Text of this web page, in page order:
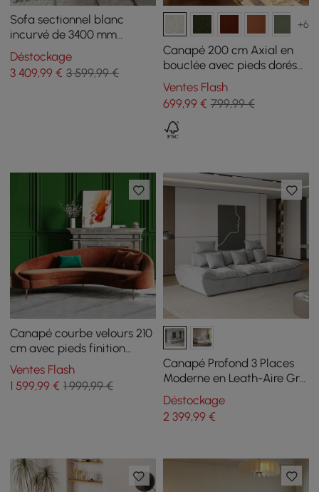
Sofa sectionnel blanc
incurvé de 3400 mm
Canapé au sol 5 places
rembourré en fausse
fourrure de polyester
Déstockage
3 409,99 € 3 599,99 €
+6
Canapé 200 cm Axial en
bouclée avec pieds dorés
et coussins, Lot de 2
Ventes Flash
699,99€ 799,99 €
Canapé courbe velours 210
cm avec pieds finition
dorée et coussins
Ventes Flash
1 599,99 € 1 999,99 €
Canapé Profond 3 Places
Moderne en Leath-Aire Gris
2780mm avec Dossier
Réglable
Déstockage
2 399,99€